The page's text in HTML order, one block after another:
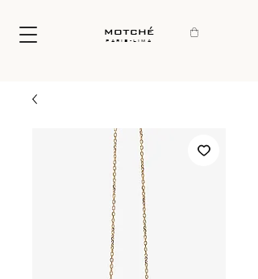
motché
paris-lima